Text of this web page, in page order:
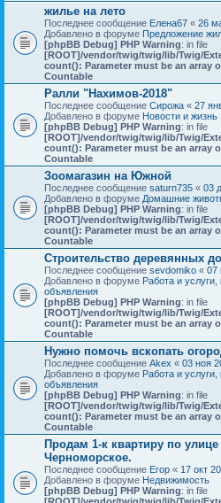
жилье на лето
Последнее сообщение Елена67 « 26
Добавлено в форуме Предложение
[phpBB Debug] PHP Warning: in file
[ROOT]/vendor/twig/twig/lib/Twig/
count(): Parameter must be an array
Countable
Ралли "Нахимов-2018"
Последнее сообщение Сирожа « 27
Добавлено в форуме Новости и жизнь
[phpBB Debug] PHP Warning: in file
[ROOT]/vendor/twig/twig/lib/Twig/
count(): Parameter must be an array
Countable
Зоомагазин на Южной
Последнее сообщение saturn735 « 03
Добавлено в форуме Домашние
[phpBB Debug] PHP Warning: in file
[ROOT]/vendor/twig/twig/lib/Twig/
count(): Parameter must be an array
Countable
Строительство деревянных
Последнее сообщение sevdomiko « 07
Добавлено в форуме Работа и
объявления
[phpBB Debug] PHP Warning: in file
[ROOT]/vendor/twig/twig/lib/Twig/
count(): Parameter must be an array
Countable
Нужно помочь вскопать
Последнее сообщение Akex « 03 ноя
Добавлено в форуме Работа и
объявления
[phpBB Debug] PHP Warning: in file
[ROOT]/vendor/twig/twig/lib/Twig/
count(): Parameter must be an array
Countable
Продам 1-к квартиру по
Черноморское.
Последнее сообщение Егор « 17 окт
Добавлено в форуме Недвижимость
[phpBB Debug] PHP Warning: in file
[ROOT]/vendor/twig/twig/lib/Twig/